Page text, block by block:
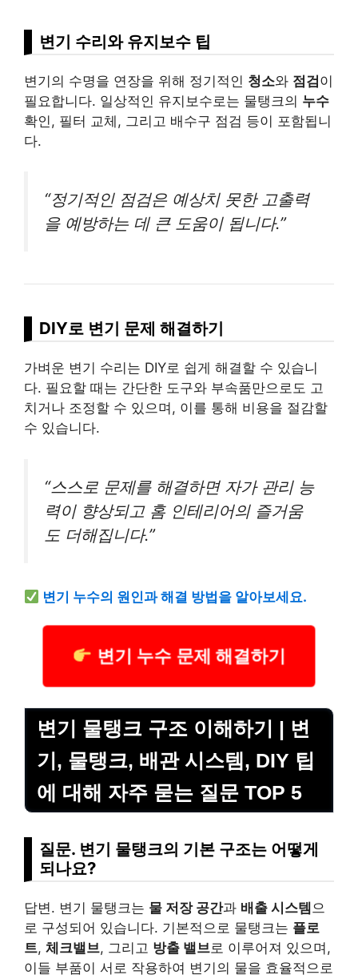
변기 수리와 유지보수 팁
변기의 수명을 연장을 위해 정기적인 청소와 점검이
필요합니다. 일상적인 유지보수로는 물탱크의 누수
확인, 필터 교체, 그리고 배수구 점검 등이 포함됩니
다.
“정기적인 점검은 예상치 못한 고출력
을 예방하는 데 큰 도움이 됩니다.”
DIY로 변기 문제 해결하기
가벼운 변기 수리는 DIY로 쉽게 해결할 수 있습니
다. 필요할 때는 간단한 도구와 부속품만으로도 고
치거나 조정할 수 있으며, 이를 통해 비용을 절감할
수 있습니다.
“스스로 문제를 해결하면 자가 관리 능
력이 향상되고 홈 인테리어의 즐거움
도 더해집니다.”
변기 누수의 원인과 해결 방법을 알아보세요.
변기 누수 문제 해결하기
변기 물탱크 구조 이해하기 | 변
기, 물탱크, 배관 시스템, DIY 팁
에 대해 자주 묻는 질문 TOP 5
질문. 변기 물탱크의 기본 구조는 어떻게
되나요?
답변. 변기 물탱크는 물 저장 공간과 배출 시스템으
로 구성되어 있습니다. 기본적으로 물탱크는 플로
트, 체크밸브, 그리고 방출 밸브로 이루어져 있으며,
이들 부품이 서로 작용하여 변기의 물을 효율적으로